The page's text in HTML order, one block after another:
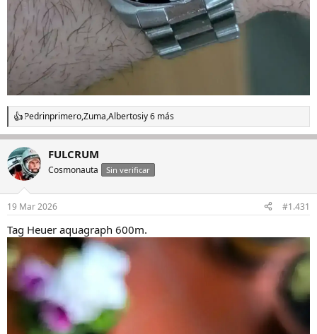
R
e
c
c
i
e
:
Pedrinprimero,Zuma,Albertosiy 6 más
FULCRUM
Cosmonauta Sin verificar
19 Mar 2026 #1.431
Tag Heuer aquagraph 600m.